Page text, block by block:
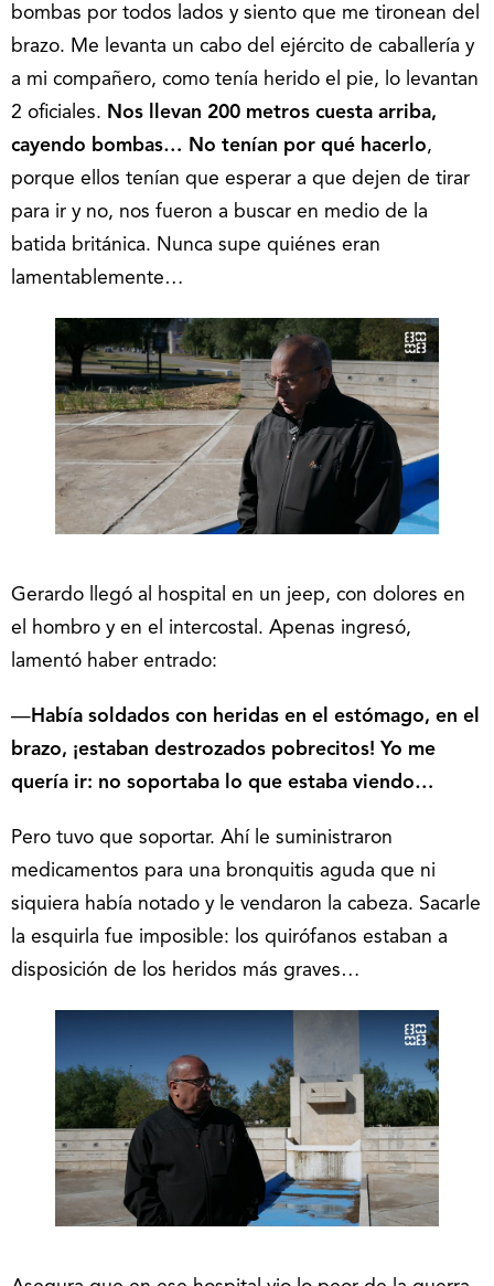
bombas por todos lados y siento que me tironean del
brazo. Me levanta un cabo del ejército de caballería y
a mi compañero, como tenía herido el pie, lo levantan
2 oficiales. Nos llevan 200 metros cuesta arriba,
cayendo bombas… No tenían por qué hacerlo,
porque ellos tenían que esperar a que dejen de tirar
para ir y no, nos fueron a buscar en medio de la
batida británica. Nunca supe quiénes eran
lamentablemente…
Gerardo llegó al hospital en un jeep, con dolores en
el hombro y en el intercostal. Apenas ingresó,
lamentó haber entrado:
—Había soldados con heridas en el estómago, en el
brazo, ¡estaban destrozados pobrecitos! Yo me
quería ir: no soportaba lo que estaba viendo…
Pero tuvo que soportar. Ahí le suministraron
medicamentos para una bronquitis aguda que ni
siquiera había notado y le vendaron la cabeza. Sacarle
la esquirla fue imposible: los quirófanos estaban a
disposición de los heridos más graves…